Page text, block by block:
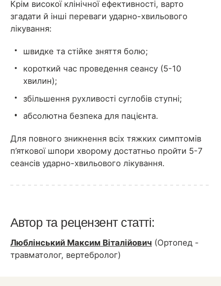
Крім високої клінічної ефективності, варто
згадати й інші переваги ударно-хвильового
лікування:
швидке та стійке зняття болю;
короткий час проведення сеансу (5-10
хвилин);
збільшення рухливості суглобів ступні;
абсолютна безпека для пацієнта.
Для повного зникнення всіх тяжких симптомів
п’яткової шпори хворому достатньо пройти 5-7
сеансів ударно-хвильового лікування.
Автор та рецензент статті:
Люблінський Максим Віталійович (Ортопед -
травматолог, вертебролог)